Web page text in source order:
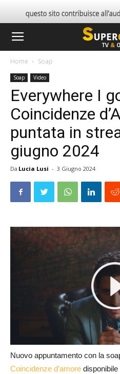
Home Soap
Soap Video
Everywhere I
Coincidenze
puntata in
giugno 2024
Da Lucia Lusi - 3 Giugno 2024
Nuovo appuntamento con la
Coincidenze d’amore